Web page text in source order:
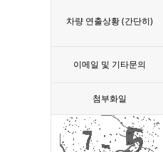
차량 연출상황 (간단히)
이메일 및 기타문의
첨부화일